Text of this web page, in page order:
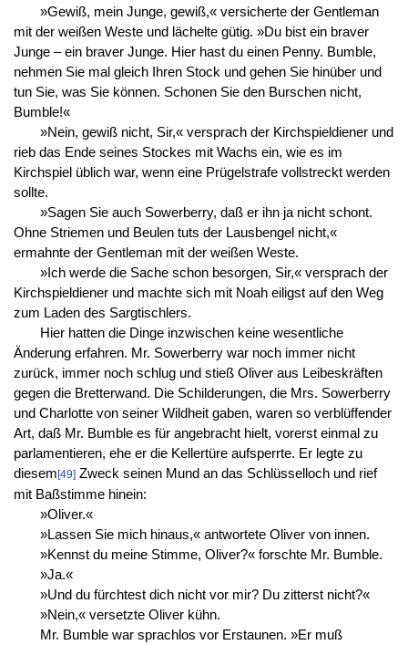
»Gewiß, mein Junge, gewiß,« versicherte der Gentleman
mit der weißen Weste und lächelte gütig. »Du bist ein braver
Junge – ein braver Junge. Hier hast du einen Penny. Bumble,
nehmen Sie mal gleich Ihren Stock und gehen Sie hinüber und
tun Sie, was Sie können. Schonen Sie den Burschen nicht,
Bumble!«
»Nein, gewiß nicht, Sir,« versprach der Kirchspieldiener und
rieb das Ende seines Stockes mit Wachs ein, wie es im
Kirchspiel üblich war, wenn eine Prügelstrafe vollstreckt werden
sollte.
»Sagen Sie auch Sowerberry, daß er ihn ja nicht schont.
Ohne Striemen und Beulen tuts der Lausbengel nicht,«
ermahnte der Gentleman mit der weißen Weste.
»Ich werde die Sache schon besorgen, Sir,« versprach der
Kirchspieldiener und machte sich mit Noah eiligst auf den Weg
zum Laden des Sargtischlers.
Hier hatten die Dinge inzwischen keine wesentliche
Änderung erfahren. Mr. Sowerberry war noch immer nicht
zurück, immer noch schlug und stieß Oliver aus Leibeskräften
gegen die Bretterwand. Die Schilderungen, die Mrs. Sowerberry
und Charlotte von seiner Wildheit gaben, waren so verblüffender
Art, daß Mr. Bumble es für angebracht hielt, vorerst einmal zu
parlamentieren, ehe er die Kellertüre aufsperrte. Er legte zu
diesem[49]Zweck seinen Mund an das Schlüsselloch und rief
mit Baßstimme hinein:
»Oliver.«
»Lassen Sie mich hinaus,« antwortete Oliver von innen.
»Kennst du meine Stimme, Oliver?« forschte Mr. Bumble.
»Ja.«
»Und du fürchtest dich nicht vor mir? Du zitterst nicht?«
»Nein,« versetzte Oliver kühn.
Mr. Bumble war sprachlos vor Erstaunen. »Er muß